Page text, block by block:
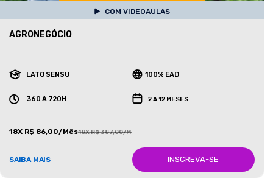
COM VIDEOAULAS
AGRONEGÓCIO
LATO SENSU 100% EAD
360 A 720H 2 A 12 MESES
18X R$ 86,00/Mês18X R$ 387,00/Mês
SAIBA MAIS INSCREVA-SE